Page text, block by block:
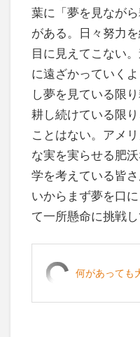
葉に「夢を見なが
がある。日々努力
目に見えてこない
に遠ざかっていく
し夢を見ている限
耕し続けている限
ことはない。アメ
な実を実らせる肥
学を考えている皆
いからまず夢を口
て一所懸命に挑戦
何があっても